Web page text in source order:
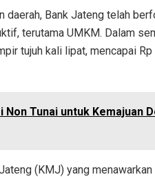
daerah, Bank Jateng telah
terutama UMKM. Dalam
tujuh kali lipat, mencapai
Tunai untuk Kemajuan
(KMJ) yang menawarkan